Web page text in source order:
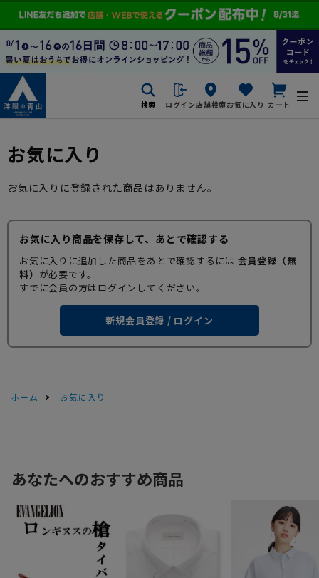
検索 ログイン店舗検索お気に入り カート
お気に入り
お気に入りに登録された商品はありません。
お気に入り商品を保存して、あとで確認する
お気に入りに追加した商品をあとで確認するには 会員登録（無
料） が必要です。
すでに会員の方はログインしてください。
新規会員登録 / ログイン
ホーム お気に入り